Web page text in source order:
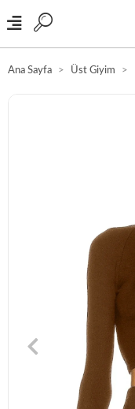
Ana Sayfa Üst Giyim